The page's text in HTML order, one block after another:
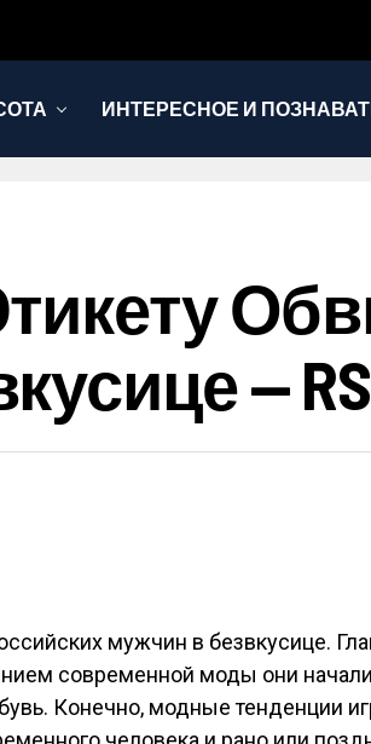
ИНТЕРЕСНОЕ И
—
мужчин в безвкусице.
современной моды они
Конечно, модные тенденции